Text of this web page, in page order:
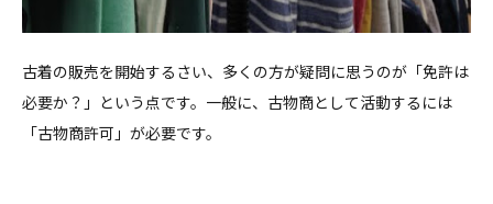
古着の販売を開始するさい、多くの方が疑問に思うのが「免許は
必要か？」という点です。一般に、古物商として活動するには
「古物商許可」が必要です。